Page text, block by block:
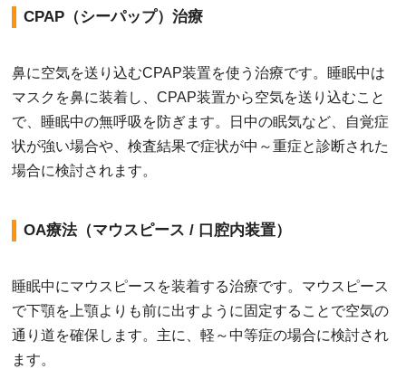
CPAP（シーパップ）治療
鼻に空気を送り込むCPAP装置を使う治療です。睡眠中は
マスクを鼻に装着し、CPAP装置から空気を送り込むこと
で、睡眠中の無呼吸を防ぎます。日中の眠気など、自覚症
状が強い場合や、検査結果で症状が中～重症と診断された
場合に検討されます。
OA療法（マウスピース / 口腔内装置）
睡眠中にマウスピースを装着する治療です。マウスピース
で下顎を上顎よりも前に出すように固定することで空気の
通り道を確保します。主に、軽～中等症の場合に検討され
ます。